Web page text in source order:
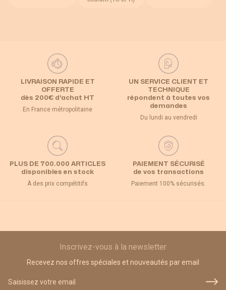
LIVRAISON RAPIDE ET
OFFERTE
dès 200€ d’achat HT
En France métropolitaine
UN SERVICE CLIENT ET
TECHNIQUE
répondent à toutes vos
demandes
Du lundi au vendredi
PLUS DE 700.000 ARTICLES
disponibles en stock
À des prix compétitifs
PAIEMENT SÉCURISÉ
de vos transactions
Paiement 100% sécurisés.
Inscrivez-vous à la newsletter
Recevez nos offres spéciales et nouveautés par email